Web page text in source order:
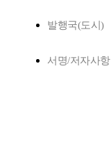
발행국(도시)
서명/저자사항